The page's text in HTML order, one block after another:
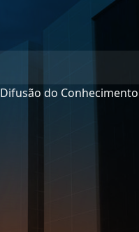
Difusão do Conhecimento